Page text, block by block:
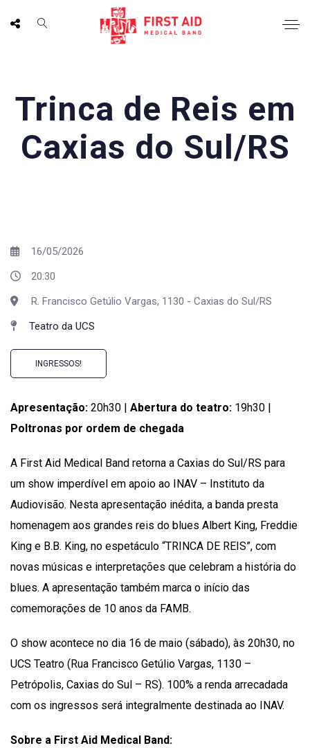
Trinca de Reis em
Caxias do Sul/RS
16/05/2026
20:30
R. Francisco Getúlio Vargas, 1130 - Caxias do Sul/RS
Teatro da UCS
INGRESSOS!
Apresentação: 20h30 | Abertura do teatro: 19h30 |
Poltronas por ordem de chegada
A First Aid Medical Band retorna a Caxias do Sul/RS para
um show imperdível em apoio ao INAV – Instituto da
Audiovisão. Nesta apresentação inédita, a banda presta
homenagem aos grandes reis do blues Albert King, Freddie
King e B.B. King, no espetáculo “TRINCA DE REIS”, com
novas músicas e interpretações que celebram a história do
blues. A apresentação também marca o início das
comemorações de 10 anos da FAMB.
O show acontece no dia 16 de maio (sábado), às 20h30, no
UCS Teatro (Rua Francisco Getúlio Vargas, 1130 –
Petrópolis, Caxias do Sul – RS). 100% a renda arrecadada
com os ingressos será integralmente destinada ao INAV.
Sobre a First Aid Medical Band: